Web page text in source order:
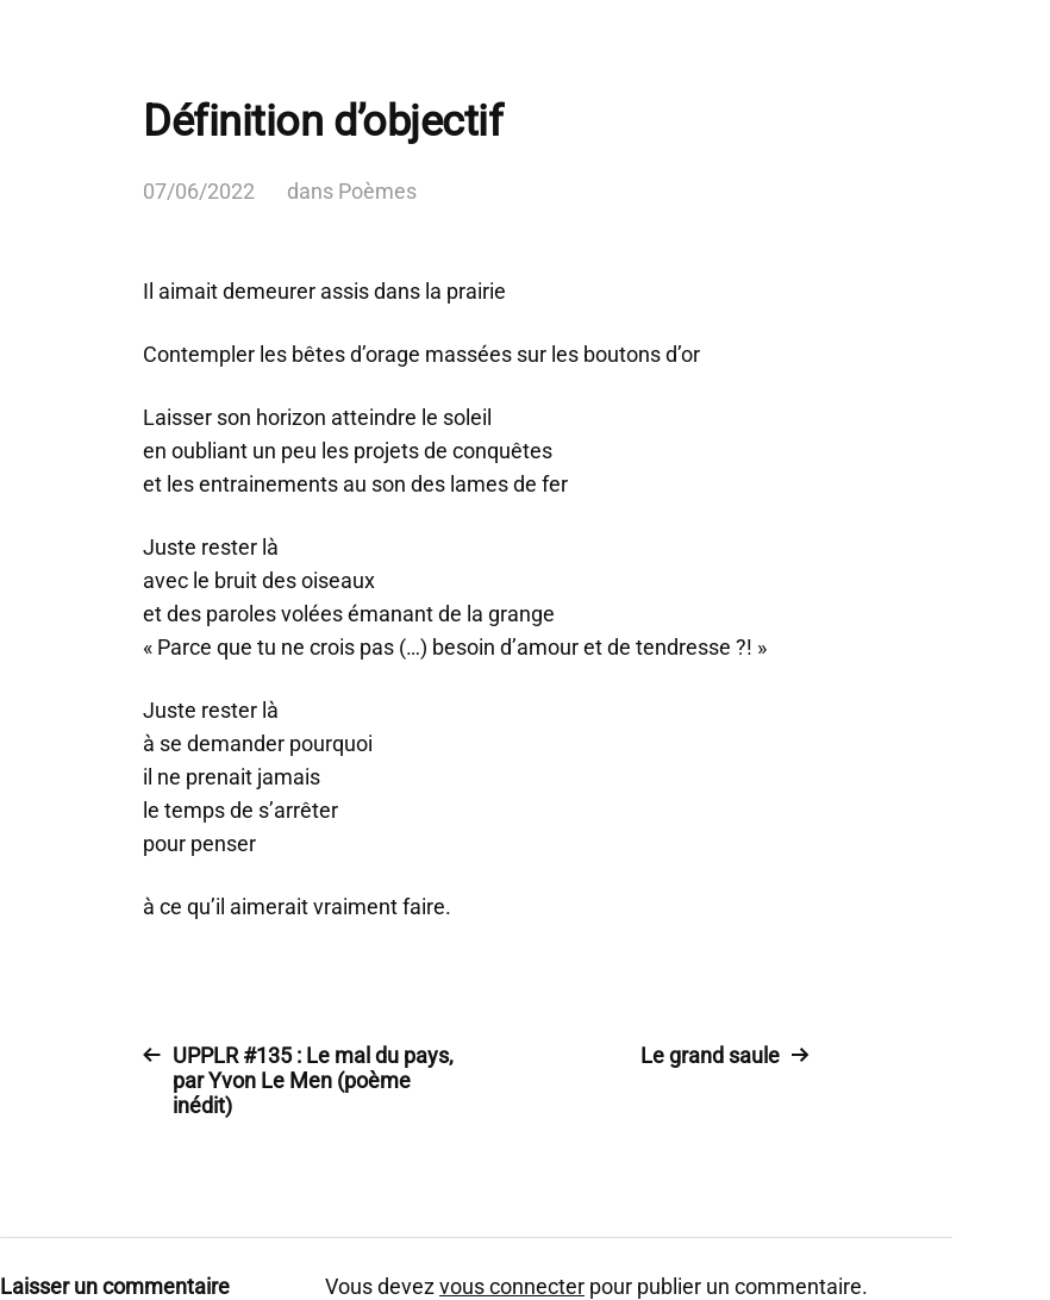
Définition d’objectif
07/06/2022 dans Poèmes
Il aimait demeurer assis dans la prairie
Contempler les bêtes d’orage massées sur les boutons d’or
Laisser son horizon atteindre le soleil
en oubliant un peu les projets de conquêtes
et les entrainements au son des lames de fer
Juste rester là
avec le bruit des oiseaux
et des paroles volées émanant de la grange
« Parce que tu ne crois pas (…) besoin d’amour et de tendresse ?! »
Juste rester là
à se demander pourquoi
il ne prenait jamais
le temps de s’arrêter
pour penser
à ce qu’il aimerait vraiment faire.
UPPLR #135 : Le mal du pays,
par Yvon Le Men (poème
inédit)
Le grand saule
Laisser un commentaire Vous devezvous connecter pour publier un commentaire.